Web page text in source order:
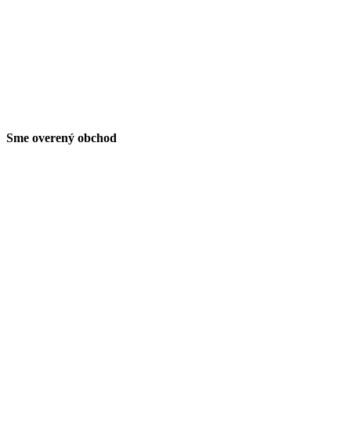
Sme overený obchod